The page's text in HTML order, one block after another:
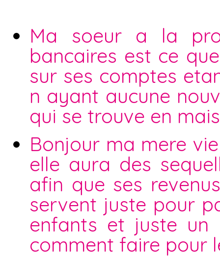
Ma soeur a la
bancaires est ce
sur ses comptes
n ayant aucune
qui se trouve en
Bonjour ma mere
elle aura des
afin que ses
servent juste pour
enfants et juste un
comment faire pour